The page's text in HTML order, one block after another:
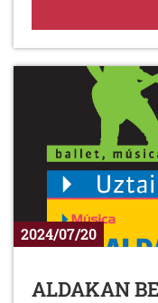
2024/07/20
ALDAKAN